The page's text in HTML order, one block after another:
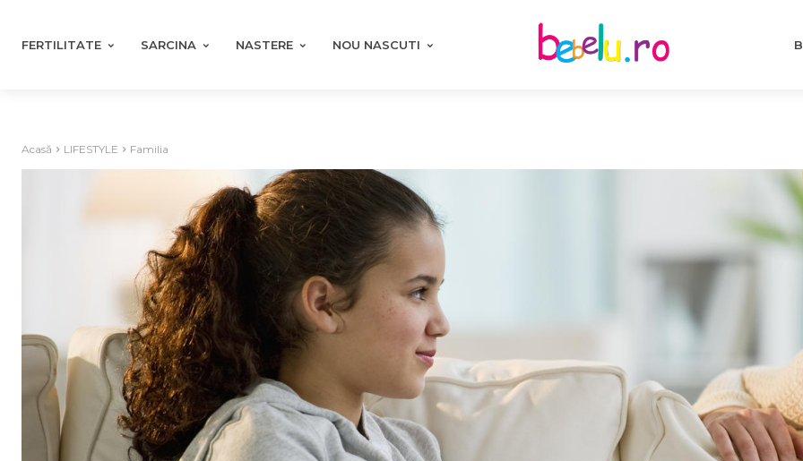
FERTILITATE SARCINA NASTERE NOU NASCUTI
Acasă LIFESTYLE Familia